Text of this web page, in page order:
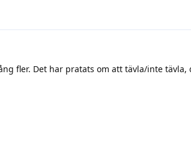
fler. Det har pratats om att tävla/inte tävla,